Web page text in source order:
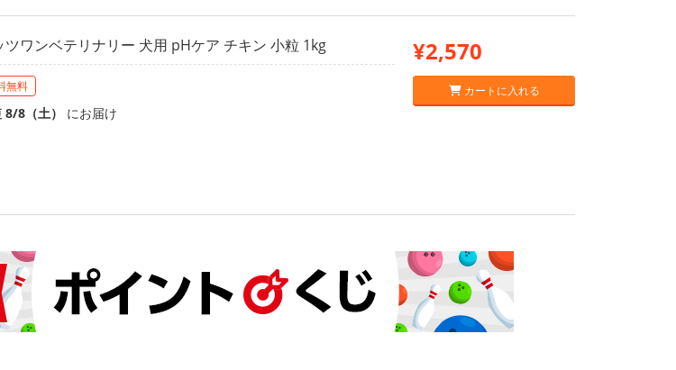
ツワンベテリナリー 犬用 pHケア チキン 小粒 1kg
無料
8/8（土） にお届け
¥2,570
カートに入れる